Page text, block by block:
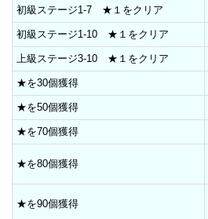
初級ステージ1-7 ★１をクリア
初級ステージ1-10 ★１をクリア
上級ステージ3-10 ★１をクリア
★を30個獲得
★を50個獲得
★を70個獲得
★を80個獲得
★を90個獲得